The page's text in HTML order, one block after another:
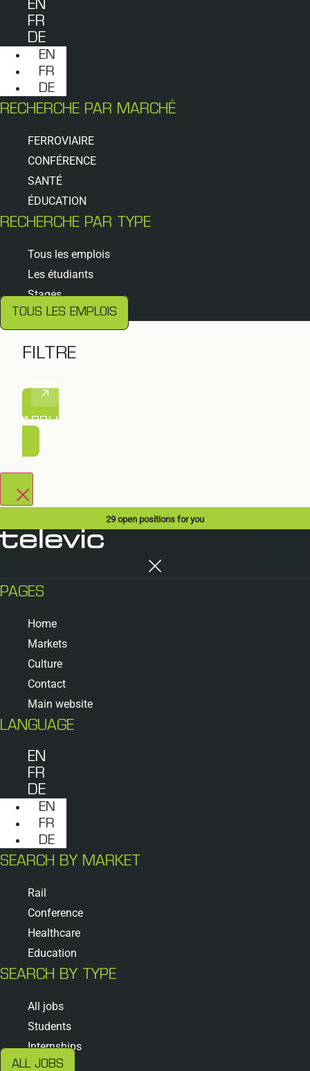
EN
FR
DE
EN
FR
DE
RECHERCHE PAR MARCHÉ
FERROVIAIRE
CONFÉRENCE
SANTÉ
ÉDUCATION
RECHERCHE PAR TYPE
Tous les emplois
Les étudiants
Stages
TOUS LES EMPLOIS
FILTRE
APPLIQUER LE FILTRE
29 open positions for you
PAGES
Home
Markets
Culture
Contact
Main website
LANGUAGE
EN
FR
DE
EN
FR
DE
SEARCH BY MARKET
Rail
Conference
Healthcare
Education
SEARCH BY TYPE
All jobs
Students
Internships
ALL JOBS